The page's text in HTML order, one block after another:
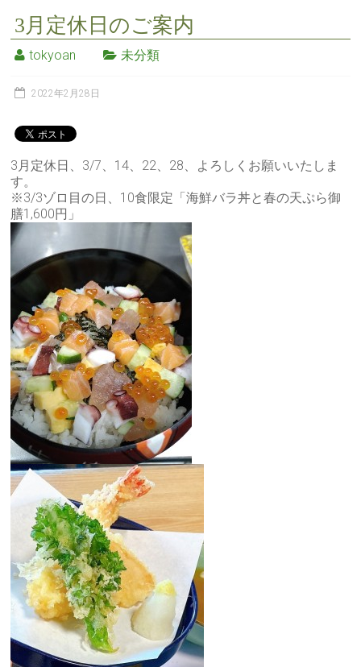
3月定休日のご案内
tokyoan 未分類
2022年2月28日
3月定休日、3/7、14、22、28、よろしくお願いいたしま
す。
※3/3ゾロ目の日、10食限定「海鮮バラ丼と春の天ぷら御
膳1,600円」